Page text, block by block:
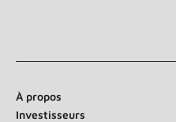
À propos
Investisseurs